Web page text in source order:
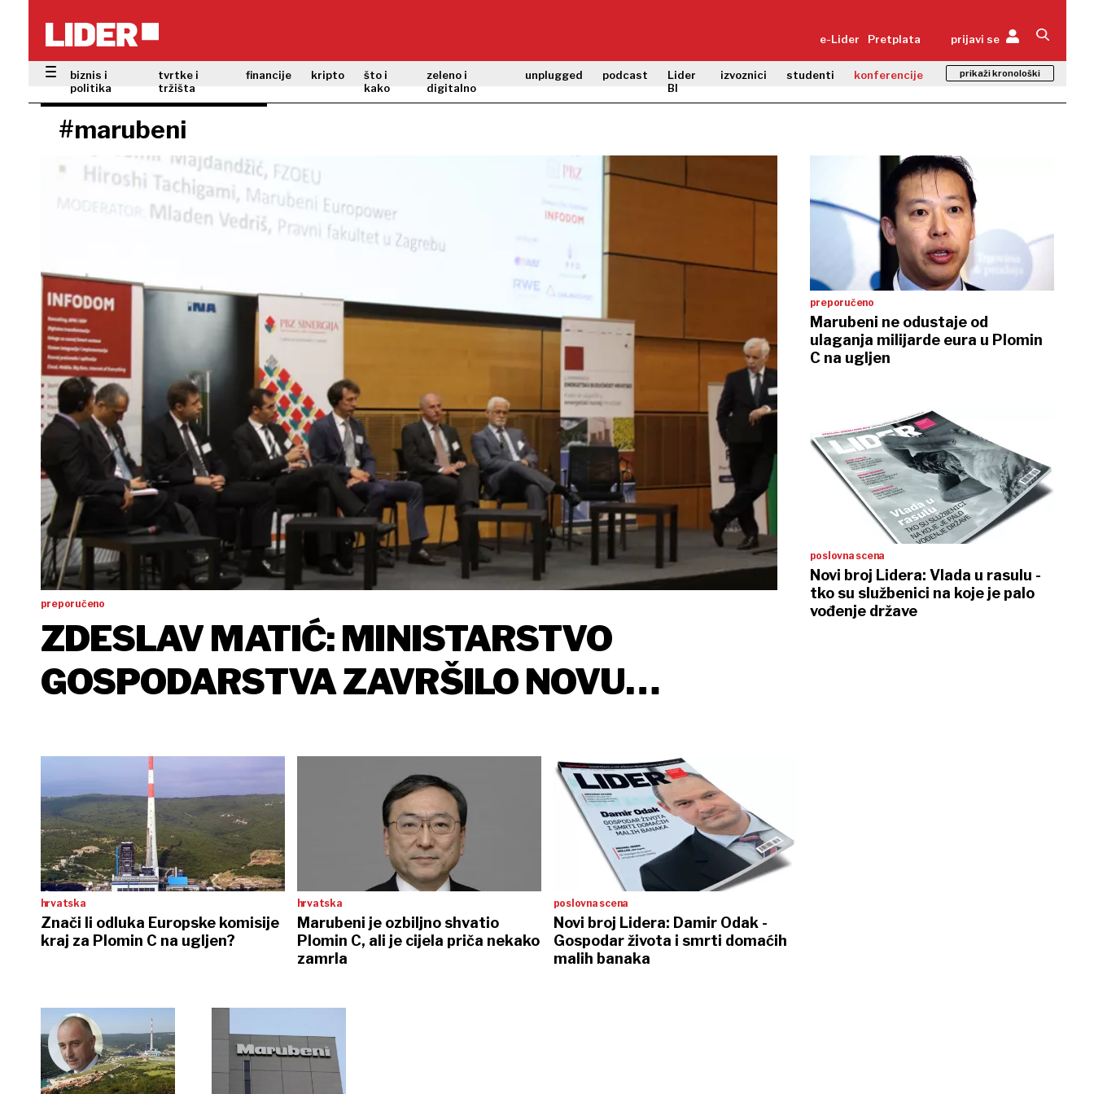
e-Lider Pretplata prijavi se
biznis i
politika
tvrtke i
tržišta
financije kripto
što i
kako
zeleno i
digitalno
unplugged podcast
Lider
BI
izvoznici studenti konferencije prikaži kronološki
#marubeni
preporučeno
ZDESLAV MATIĆ: MINISTARSTVO
GOSPODARSTVA ZAVRŠILO NOVU
preporučeno
Marubeni ne odustaje od
ulaganja milijarde eura u Plomin
C na ugljen
poslovna scena
Novi broj Lidera: Vlada u rasulu -
tko su službenici na koje je palo
vođenje države
hrvatska
Znači li odluka Europske komisije
kraj za Plomin C na ugljen?
hrvatska
Marubeni je ozbiljno shvatio
Plomin C, ali je cijela priča nekako
zamrla
poslovna scena
Novi broj Lidera: Damir Odak -
Gospodar života i smrti domaćih
malih banaka